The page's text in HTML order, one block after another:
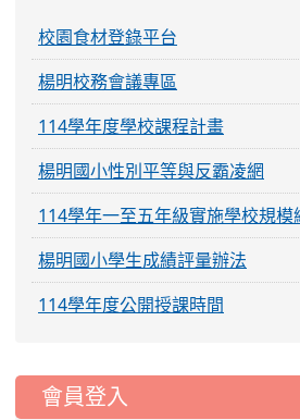
校園食材登錄平台
楊明校務會議專區
114學年度學校課程計畫
楊明國小性別平等與反霸凌網
114學年一至五年級實施學校規
楊明國小學生成績評量辦法
114學年度公開授課時間
::: 會員登入